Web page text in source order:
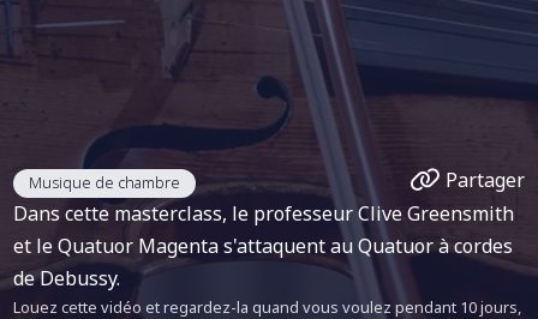
Musique de chambre
Partager
Dans cette masterclass, le professeur Clive Greensmith
et le Quatuor Magenta s'attaquent au Quatuor à cordes
de Debussy.
Louez cette vidéo et regardez-la quand vous voulez pendant 10 jours,